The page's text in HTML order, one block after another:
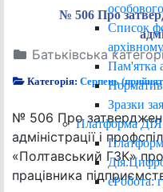
Список
архівному
Пам'ятка
Зразки
Платформа ДІЯ
єРобота:
№ 506 Про
Батьківська
Категорія:Серпень
№ 506 Про
адміністрації і
«Полтавський ГЗК»
працівника